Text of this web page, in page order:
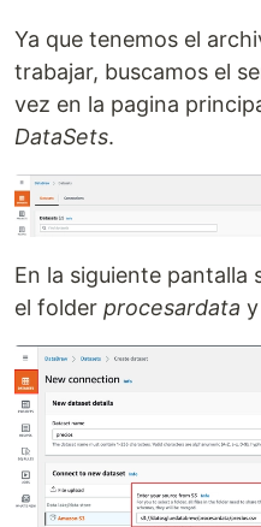
Ya que tenemos el
trabajar, buscamos el
vez en la pagina
DataSets.
En la siguiente pantalla
el folder procesardata